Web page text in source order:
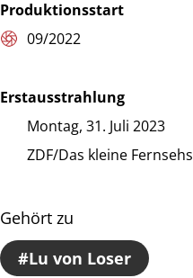
Produktionsstart
09/2022
Erstausstrahlung
Montag, 31. Juli 2023
ZDF/Das kleine
Gehört zu
Lu von Loser